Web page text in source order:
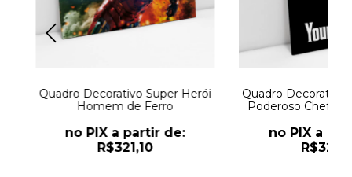
Quadro Decorativo Super Herói
Homem de Ferro
no PIX a partir de:
R$321,10
Quadro Decorativo
Poderoso Chefão
no PIX a